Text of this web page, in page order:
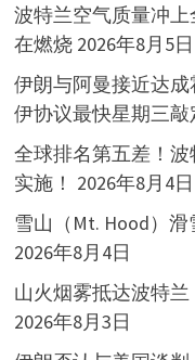
波特兰空气质量冲
在燃烧 2026年8月5日
伊朗与阿曼接近达
伊协议最快星期三敲
全球排名第五差！
实施！ 2026年8月4日
雪山（Mt. Hood）
2026年8月4日
山火烟雾抵达波特兰
2026年8月3日